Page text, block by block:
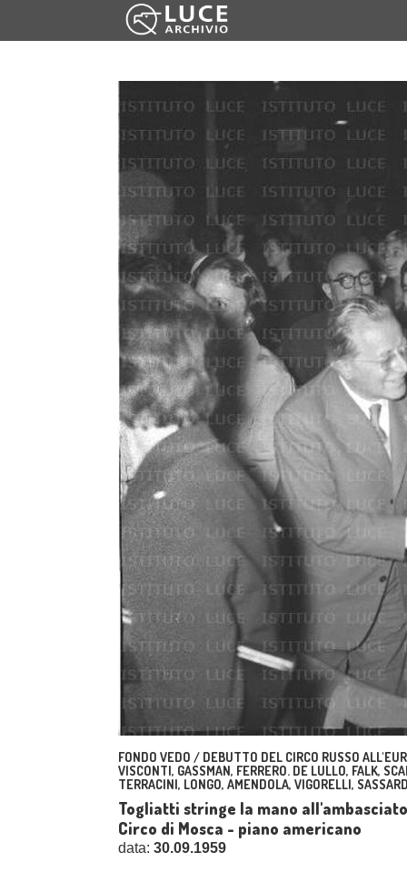
FONDO VEDO / DEBUTTO DEL CIRCO RUSSO
VISCONTI, GASSMAN, FERRERO. DE LULLO, FALK,
TERRACINI, LONGO, AMENDOLA, VIGORELLI,
Togliatti stringe la mano
Circo di Mosca - piano americano
data: 30.09.1959